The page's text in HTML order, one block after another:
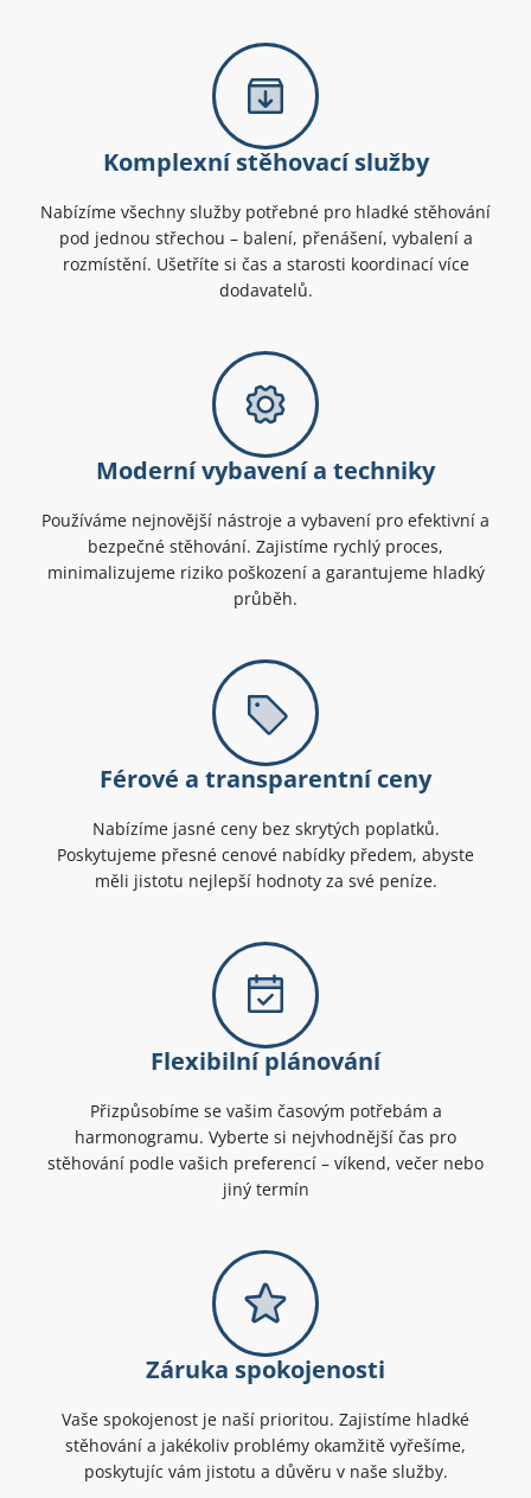
Komplexní stěhovací služby
Nabízíme všechny služby potřebné pro hladké stěhování
pod jednou střechou – balení, přenášení, vybalení a
rozmístění. Ušetříte si čas a starosti koordinací více
dodavatelů.
Moderní vybavení a techniky
Používáme nejnovější nástroje a vybavení pro efektivní a
bezpečné stěhování. Zajistíme rychlý proces,
minimalizujeme riziko poškození a garantujeme hladký
průběh.
Férové a transparentní ceny
Nabízíme jasné ceny bez skrytých poplatků.
Poskytujeme přesné cenové nabídky předem, abyste
měli jistotu nejlepší hodnoty za své peníze.
Flexibilní plánování
Přizpůsobíme se vašim časovým potřebám a
harmonogramu. Vyberte si nejvhodnější čas pro
stěhování podle vašich preferencí – víkend, večer nebo
jiný termín
Záruka spokojenosti
Vaše spokojenost je naší prioritou. Zajistíme hladké
stěhování a jakékoliv problémy okamžitě vyřešíme,
poskytujíc vám jistotu a důvěru v naše služby.